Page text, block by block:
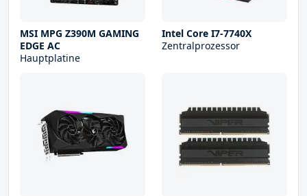
MSI MPG Z390M GAMING
EDGE AC
Hauptplatine
Intel Core I7-7740X
Zentralprozessor